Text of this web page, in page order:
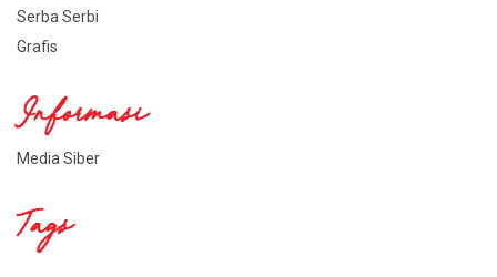
Serba Serbi
Grafis
Informasi
Media Siber
Tags